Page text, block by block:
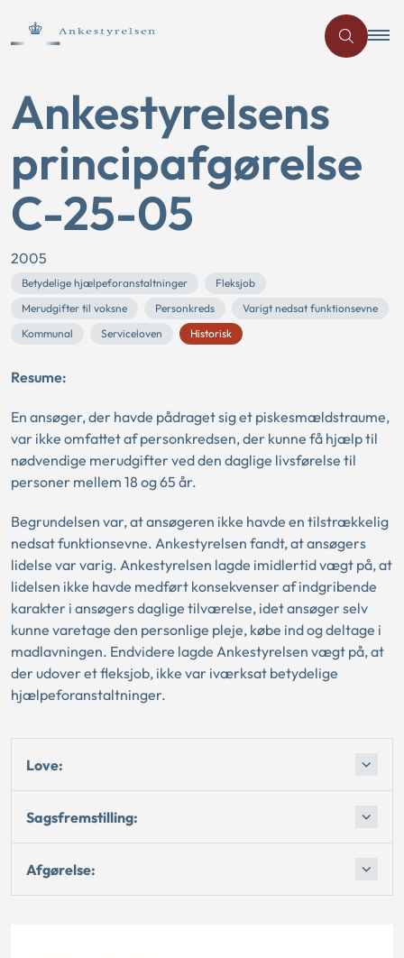
Ankestyrelsens
principafgørelse
C-25-05
2005
Betydelige hjælpeforanstaltninger
Fleksjob
Merudgifter til voksne
Personkreds
Varigt nedsat funktionsevne
Kommunal
Serviceloven Historisk
Resume:
En ansøger, der havde pådraget sig et piskesmældstraume,
var ikke omfattet af personkredsen, der kunne få hjælp til
nødvendige merudgifter ved den daglige livsførelse til
personer mellem 18 og 65 år.
Begrundelsen var, at ansøgeren ikke havde en tilstrækkelig
nedsat funktionsevne. Ankestyrelsen fandt, at ansøgers
lidelse var varig. Ankestyrelsen lagde imidlertid vægt på, at
lidelsen ikke havde medført konsekvenser af indgribende
karakter i ansøgers daglige tilværelse, idet ansøger selv
kunne varetage den personlige pleje, købe ind og deltage i
madlavningen. Endvidere lagde Ankestyrelsen vægt på, at
der udover et fleksjob, ikke var iværksat betydelige
hjælpeforanstaltninger.
Love:
Sagsfremstilling:
Afgørelse: